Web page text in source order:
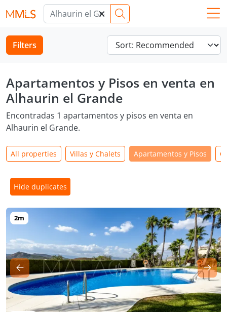
×
Filters
Apartamentos y Pisos en venta en
Alhaurin el Grande
Encontradas 1 apartamentos y pisos en venta en
Alhaurin el Grande.
All properties Villas y Chalets Apartamentos y Pisos
Hide duplicates